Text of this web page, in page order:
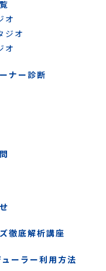
オ
ジオ
オ
ナー診断
徹底解析講座
ーラー利用方法